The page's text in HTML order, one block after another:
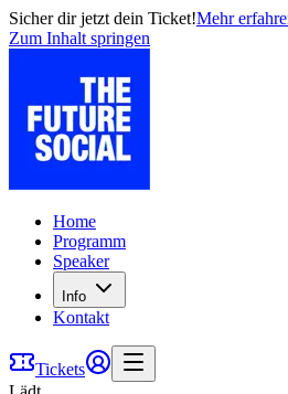
Sicher dir jetzt dein Ticket!Mehr
Zum Inhalt springen
Home
Programm
Speaker
Info
Kontakt
Tickets